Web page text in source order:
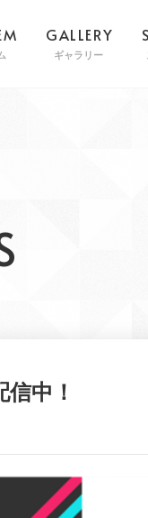
GALLERY
ギャラリー
中！